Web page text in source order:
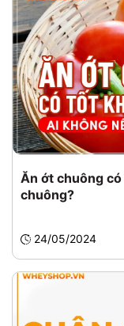
Ăn ớt chuông
chuông?
24/05/2024